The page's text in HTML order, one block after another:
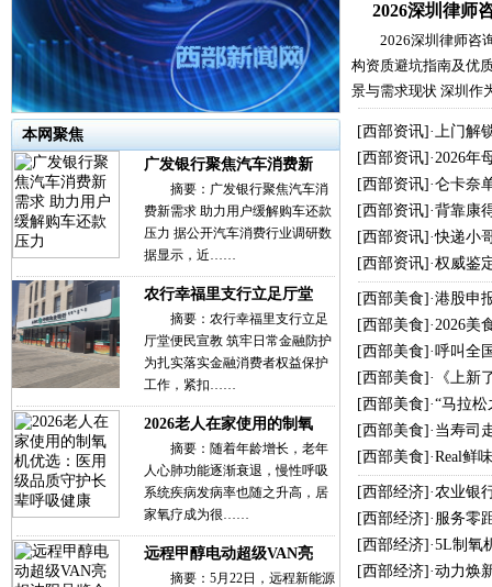
2026深圳律师
2026深圳律师咨
构资质避坑指南及优
景与需求现状 深圳
本网聚焦
广发银行聚焦汽车消费新
摘要：广发银行聚焦汽车消
费新需求 助力用户缓解购车还款
压力 据公开汽车消费行业调研数
据显示，近……
农行幸福里支行立足厅堂
摘要：农行幸福里支行立足
厅堂便民宣教 筑牢日常金融防护
为扎实落实金融消费者权益保护
工作，紧扣……
2026老人在家使用的制氧
摘要：随着年龄增长，老年
人心肺功能逐渐衰退，慢性呼吸
系统疾病发病率也随之升高，居
家氧疗成为很……
远程甲醇电动超级VAN亮
摘要：5月22日，远程新能源
[西部资讯]·上门解
[西部资讯]·2026年
[西部资讯]·仑卡奈
[西部资讯]·背靠康
[西部资讯]·快递小
[西部资讯]·权威鉴
[西部美食]·港股申
[西部美食]·2026美
[西部美食]·呼叫全
[西部美食]·
《上
[西部美食]·“马拉
[西部美食]· 当寿司
[西部美食]·Real鲜
[西部经济]·农业银
[西部经济]· 服务零
[西部经济]·5L制氧
[西部经济]·动力焕